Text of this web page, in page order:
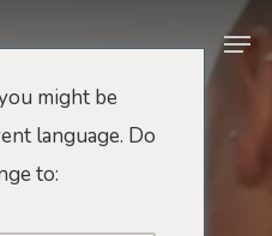
Blog
might be
language. Do
to: